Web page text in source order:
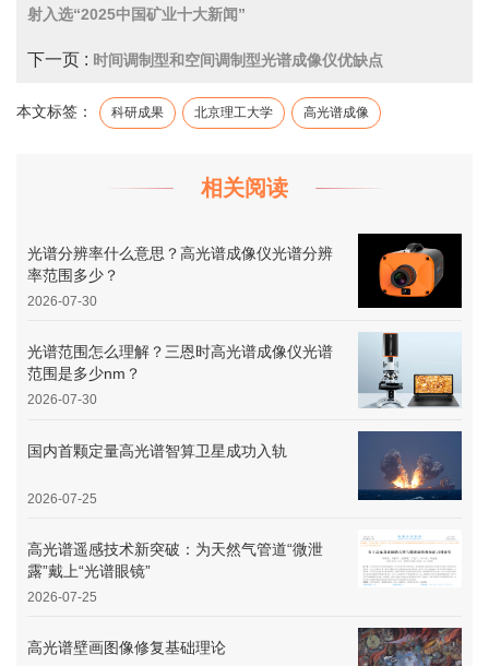
射入选“2025中国矿业十大新闻”
下一页 : 时间调制型和空间调制型光谱成像仪优缺点
本文标签： 科研成果 北京理工大学 高光谱成像
相关阅读
光谱分辨率什么意思？高光谱成像仪光谱分辨
率范围多少？
2026-07-30
光谱范围怎么理解？三恩时高光谱成像仪光谱
范围是多少nm？
2026-07-30
国内首颗定量高光谱智算卫星成功入轨
2026-07-25
高光谱遥感技术新突破：为天然气管道“微泄
露”戴上“光谱眼镜”
2026-07-25
高光谱壁画图像修复基础理论